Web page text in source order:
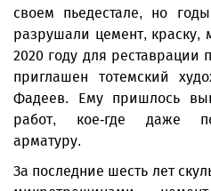
своем пьедестале, но
разрушали цемент, краску,
2020 году для
приглашен тотемский
Фадеев. Ему пришлось
работ, кое-где даже
арматуру.
За последние шесть лет